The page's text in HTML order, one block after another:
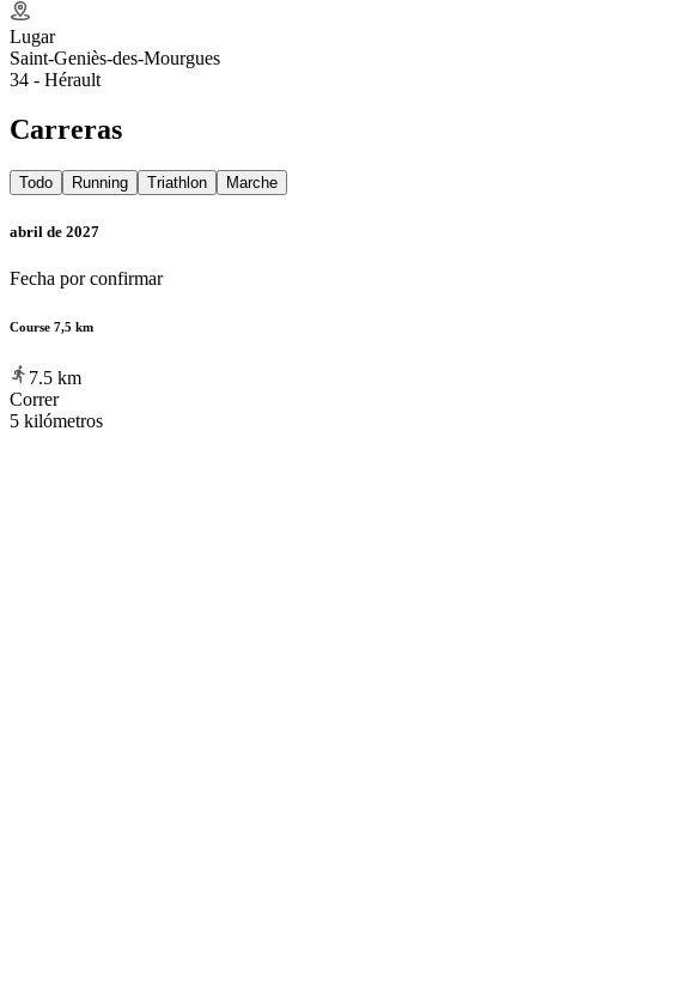
Lugar
Saint-Geniès-des-Mourgues
34 - Hérault
Carreras
Todo Running Triathlon Marche
abril de 2027
Fecha por confirmar
Course 7,5 km
7.5 km
Correr
5 kilómetros